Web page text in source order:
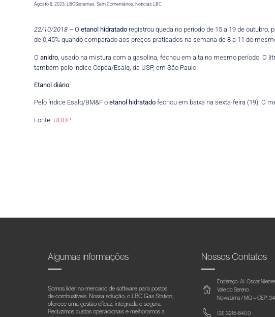
Agosto 8, 2023 ,LBCSistemas Sem Comentários Noticias LBC
22/10/2018 – Oetanol hidratado registrou queda no período de 15 a 19 de
de 0,45% quando comparado aos preços praticados na semana de 8 a 11 do
Oanidro , usado na mistura com a gasolina, fechou em alta no mesmo período. O
também pelo índice Cepea/Esalq, da USP, em São Paulo.
Etanol diário
Pelo índice Esalq/BM&F oetanol hidratado fechou em baixa na sexta-feira (19). O
Fonte: UDOP
Algumas informações
Somos líder no mercado de software para postos
de combustíveis. Nossa solução, o LBC Gas Station,
oferece uma gestão eficaz, integrada e segura.
Reduzimos custos operacionais e melhoramos a
Nossos Contatos
Endereço: Al. Oscar
Vale do Sereno
Nova Lima / MG – CEP:
(31) 3215-6400